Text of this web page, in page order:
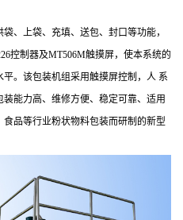
袋、上袋、充填、送包、封口等功能，
控制器及MT506M触摸屏，使本系统的
。该包装机组采用触摸屏控制，人 系
能力高、维修方便、稳定可靠、适用
品等行业粉状物料包装而研制的新型